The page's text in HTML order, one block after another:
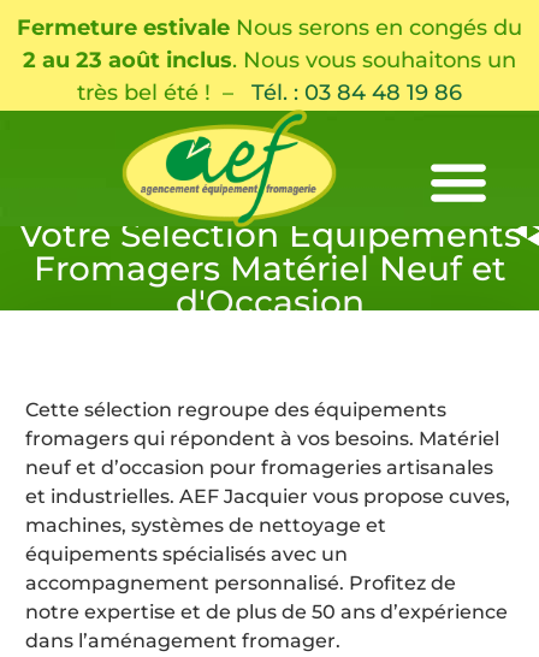
Fermeture estivale Nous serons en congés du
2 au 23 août inclus. Nous vous souhaitons un
très bel été ! – Tél. : 03 84 48 19 86
Votre Sélection Équipements
Fromagers Matériel Neuf et
d'Occasion
Cette sélection regroupe des équipements
fromagers qui répondent à vos besoins. Matériel
neuf et d’occasion pour fromageries artisanales
et industrielles. AEF Jacquier vous propose cuves,
machines, systèmes de nettoyage et
équipements spécialisés avec un
accompagnement personnalisé. Profitez de
notre expertise et de plus de 50 ans d’expérience
dans l’aménagement fromager.